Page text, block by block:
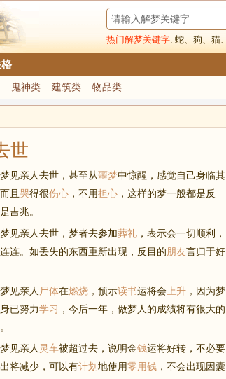
热门解梦关键字: 蛇、 狗、 猫、
鬼神类 建筑类 物品类
世
梦见亲人去世，甚至从噩梦中惊醒，感觉自己身临其
且 哭得很伤心 ，不用担心 ，这样的梦一般都是反
吉兆。
梦见亲人去世，梦者去参加葬礼 ，表示会一切顺利，
连。如丢失的东西重新出现，反目的朋友言归于好
梦见亲人 尸体在燃烧 ，预示读书运将会 上升 ，因为梦
已努力学习 ，今后一年，做梦人的成绩将有很大的
梦见亲人 灵车被超过去，说明金钱运将好转，不必要
将减少，可以有计划 地使用零用钱 ，不会出现因囊